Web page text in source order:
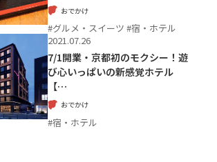
おでかけ
#グルメ・スイーツ #宿・ホテル
2021.07.26
7/1開業・京都初のモクシー！遊
び心いっぱいの新感覚ホテル
【…
おでかけ
#宿・ホテル